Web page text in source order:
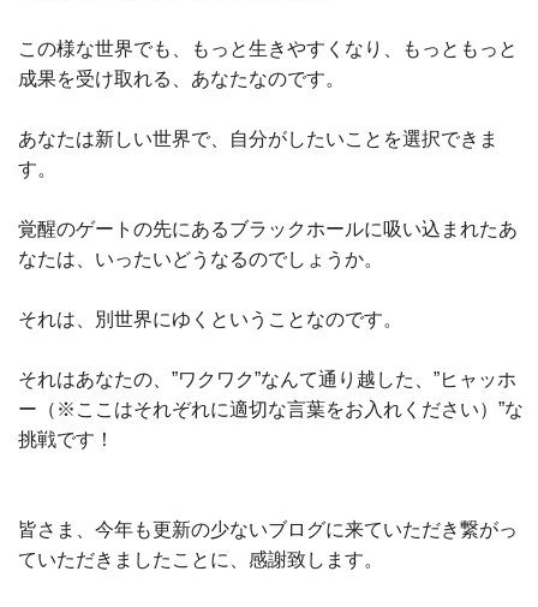
この様な世界でも、もっと生きやすくなり、もっともっと
成果を受け取れる、あなたなのです。
あなたは新しい世界で、自分がしたいことを選択できま
す。
覚醒のゲートの先にあるブラックホールに吸い込まれたあ
なたは、いったいどうなるのでしょうか。
それは、別世界にゆくということなのです。
それはあなたの、”ワクワク”なんて通り越した、”ヒャッホ
ー（※ここはそれぞれに適切な言葉をお入れください）”な
挑戦です！
皆さま、今年も更新の少ないブログに来ていただき繋がっ
ていただきましたことに、感謝致します。